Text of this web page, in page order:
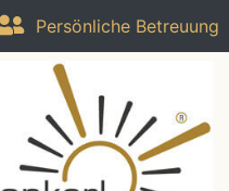
Persönliche Betreuung